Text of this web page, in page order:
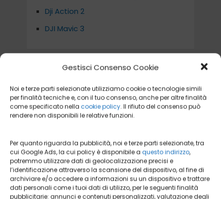
Gestisci Consenso Cookie
Noi e terze parti selezionate utilizziamo cookie o tecnologie simili
per finalità tecniche e, con il tuo consenso, anche per altre finalità
come specificato nella cookie policy. Il rifiuto del consenso può
rendere non disponibili le relative funzioni.
Per quanto riguarda la pubblicità, noi e terze parti selezionate, tra
cui Google Ads, la cui policy è disponibile a questo indirizzo,
potremmo utilizzare dati di geolocalizzazione precisi e
l’identificazione attraverso la scansione del dispositivo, al fine di
archiviare e/o accedere a informazioni su un dispositivo e trattare
dati personali come i tuoi dati di utilizzo, per le seguenti finalità
pubblicitarie: annunci e contenuti personalizzati, valutazione degli
Dji Action 2
DJI Mavic 3
I MIGLIORI MODELLI DI DRONE
PIEGHEVOLE
I MIGLIORI DRONI CON IL RAGGIO DI
AZIONE PIÙ LUNGO
IL MIGLIORE DRONE CHE TI SEGUE
DRONI PER BAMBINI